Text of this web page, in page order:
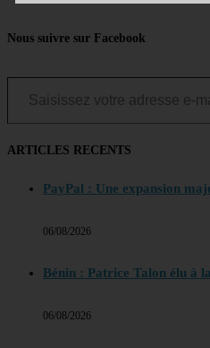
Nous suivre sur Facebook
Saisissez votre adresse e-mail…
ARTICLES RECENTS
PayPal : Une expansion
06/08/2026
Bénin : Patrice Talon élu à
06/08/2026